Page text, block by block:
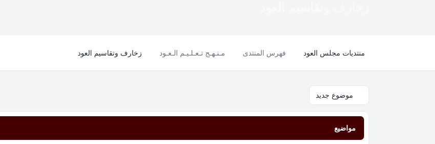
منتديات مجلس العود فهرس المنتدى مـنـهـج تـعـلـيـم الـعـود زخارف وتقاسيم العود
موضوع جديد
مواضيع